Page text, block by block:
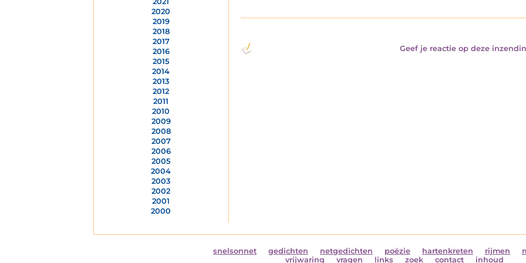
2020
2019
2018
2017
2016
2015
2014
2013
2012
2011
2010
2009
2008
2007
2006
2005
2004
2003
2002
2001
2000
Geef je reactie op deze
snelsonnet gedichten netgedichten poëzie hartenkreten rijmen
vrijwaring
vragen links zoek contact inhoud